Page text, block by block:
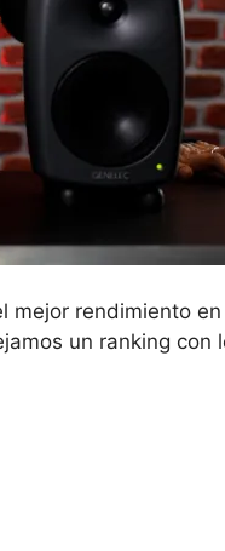
rendimiento
un ranking con